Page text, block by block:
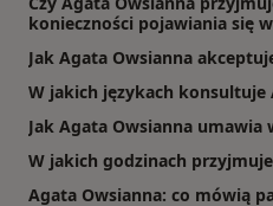
konieczności pojawiania się
Jak Agata Owsianna
W jakich językach konsultuje
Jak Agata Owsianna umawia
W jakich godzinach
Agata Owsianna: co mówią